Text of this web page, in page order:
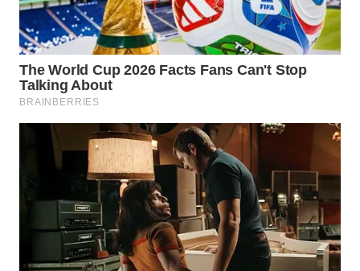
WN
PAKPAK
WN
KARAWANG
WN
BEKASI
WN
BOGOR
WN